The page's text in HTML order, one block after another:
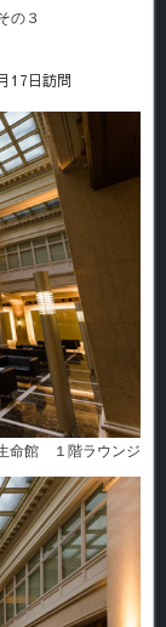
の３
17日訪問
命館 １階ラウンジ